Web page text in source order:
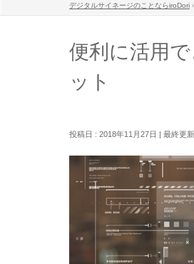
デジタルサイネージのことならiroDori
便利に活用
ット
投稿日 : 2018年11月27日 最終更